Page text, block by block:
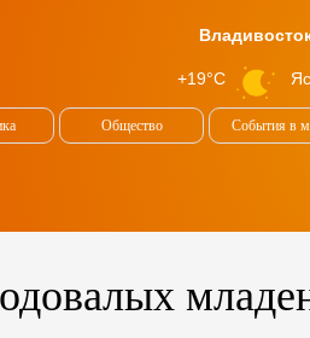
+19°C
Общество События в